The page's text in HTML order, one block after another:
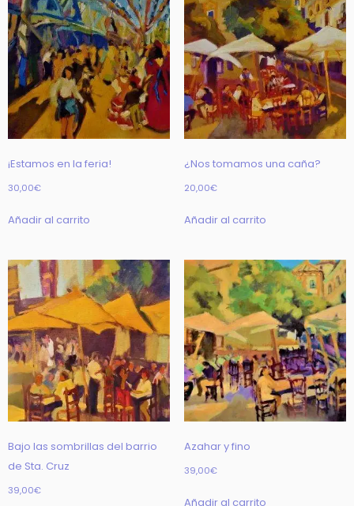
¡Estamos en la feria!
30,00€
Añadir al carrito
¿Nos tomamos una caña?
20,00€
Añadir al carrito
Bajo las sombrillas del barrio
de Sta. Cruz
39,00€
Azahar y fino
39,00€
Añadir al carrito